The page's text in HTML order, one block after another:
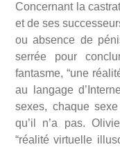
Concernant la
et de ses
ou absence de
serrée pour
fantasme, “une
au langage
sexes, chaque
qu’il n’a pas.
“réalité virtuelle